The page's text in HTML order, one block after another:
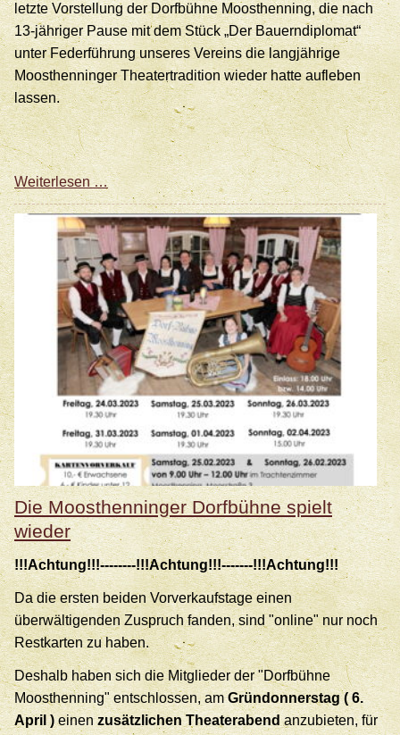
letzte Vorstellung der Dorfbühne Moosthenning, die nach
13-jähriger Pause mit dem Stück „Der Bauerndiplomat“
unter Federführung unseres Vereins die langjährige
Moosthenninger Theatertradition wieder hatte aufleben
lassen.
Weiterlesen …Theater
vom
Feinsten
-
Riesenerfolg
mit
"Der
Bauerndiplomat"
Die Moosthenninger Dorfbühne spielt
wieder
!!!Achtung!!!--------!!!Achtung!!!-------!!!Achtung!!!
Da die ersten beiden Vorverkaufstage einen
überwältigenden Zuspruch fanden, sind "online" nur noch
Restkarten zu haben.
Deshalb haben sich die Mitglieder der "Dorfbühne
Moosthenning" entschlossen, amGründonnerstag ( 6.
April )einenzusätzlichen Theaterabendanzubieten, für